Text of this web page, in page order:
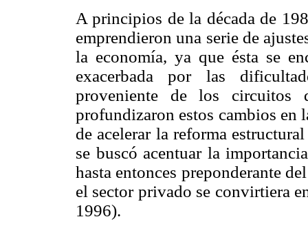
A principios de la década de
emprendieron una serie de
la economía, ya que ésta se
exacerbada por las
proveniente de los circuitos
profundizaron estos cambios en
de acelerar la reforma
se buscó acentuar la
hasta entonces preponderante
el sector privado se convirtiera
1996).